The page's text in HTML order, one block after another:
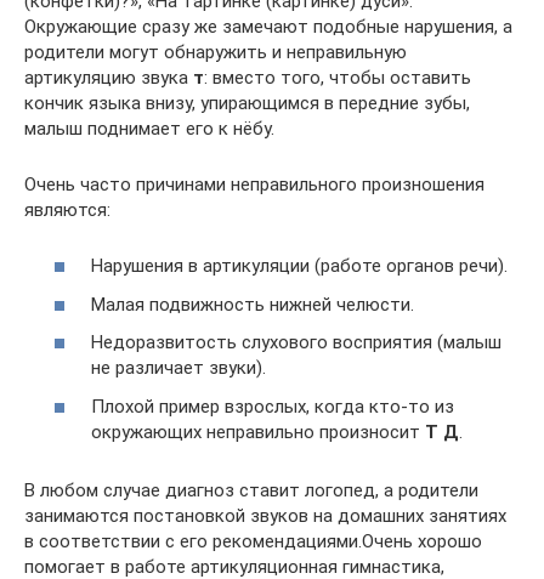
Окружающие сразу же замечают подобные нарушения, а
родители могут обнаружить и неправильную
артикуляцию звука т: вместо того, чтобы оставить
кончик языка внизу, упирающимся в передние зубы,
малыш поднимает его к нёбу.
Очень часто причинами неправильного произношения
являются:
Нарушения в артикуляции (работе органов речи).
Малая подвижность нижней челюсти.
Недоразвитость слухового восприятия (малыш
не различает звуки).
Плохой пример взрослых, когда кто-то из
окружающих неправильно произносит Т Д
В любом случае диагноз ставит логопед, а родители
занимаются постановкой звуков на домашних занятиях
в соответствии с его рекомендациями.Очень хорошо
помогает в работе артикуляционная гимнастика,